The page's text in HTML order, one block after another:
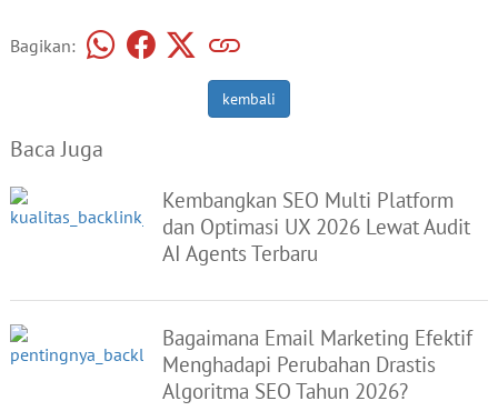
Bagikan:
kembali
Baca Juga
Kembangkan SEO Multi Platform
dan Optimasi UX 2026 Lewat Audit
AI Agents Terbaru
Bagaimana Email Marketing Efektif
Menghadapi Perubahan Drastis
Algoritma SEO Tahun 2026?